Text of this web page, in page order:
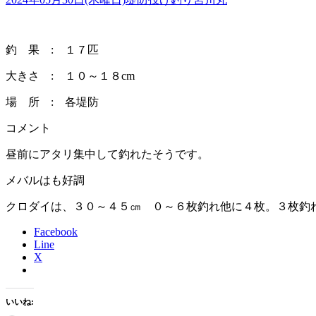
釣 果 : １７匹
大きさ : １０～１８cm
場 所 : 各堤防
コメント
昼前にアタリ集中して釣れたそうです。
メバルはも好調
クロダイは、３０～４５㎝ ０～６枚釣れ他に４枚。３枚釣
Facebook
Line
X
いいね: